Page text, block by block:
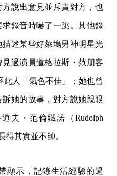
說出意見並斥責對方，也
錄音時嚇了一跳。其他錄
述某些好萊塢男神明星光
過演員道格拉斯・范朋客
此人「氣色不佳」；她也曾
她的故事，對方說她親眼
夫・范倫鐵諾（Rudolph
得其實並不帥。
顯示，記錄生活經驗的過